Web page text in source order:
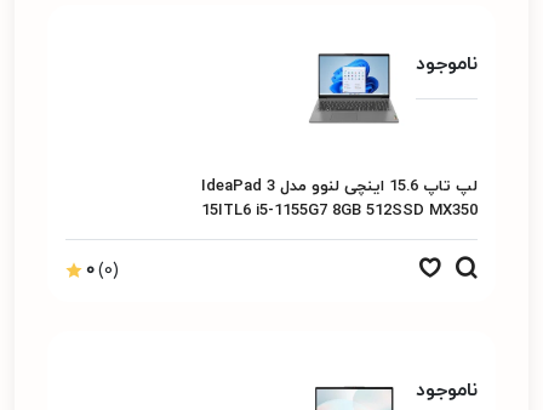
ناموجود
لپ تاپ 15.6 اینچی لنوو مدل IdeaPad 3
15ITL6 i5-1155G7 8GB 512SSD MX350
FHD TN
0(0)
ناموجود